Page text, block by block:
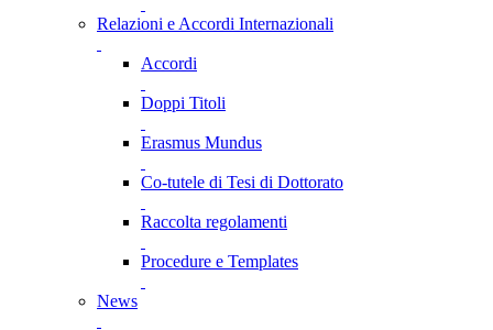
Relazioni e Accordi Internazionali
Accordi
Doppi Titoli
Erasmus Mundus
Co-tutele di Tesi di Dottorato
Raccolta regolamenti
Procedure e Templates
News